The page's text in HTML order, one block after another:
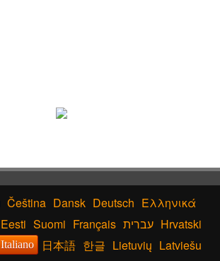
Čeština Dansk Deutsch Ελληνικά
Eesti Suomi Français עברית Hrvatski
Italiano 日本語 한글 Lietuvių Latviešu